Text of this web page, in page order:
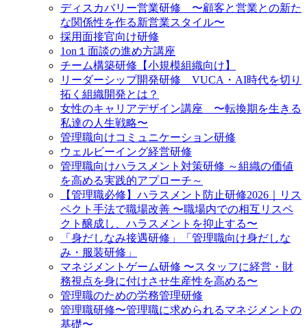
ディスカバリー営業研修 〜顧客と営業との新た
な関係性を作る新営業スタイル〜
採用面接官向け研修
1on１面談の進め方講座
チーム構築研修【小規模組織向け】
リーダーシップ開発研修 VUCA・AI時代を切り
拓く組織開発とは？
女性のキャリアデザイン講座 〜転換期を生きる
私達の人生戦略〜
管理職向けコミュニケーション研修
ウェルビーイング経営研修
管理職向けハラスメント対策研修 ～組織の価値
を高める実践的アプローチ～
【管理職必修】ハラスメント防止研修2026｜リス
ペクト手法で職場改善 〜職場内での相互リスペ
クト醸成し、ハラスメントを抑止する〜
「身だしなみ接遇研修」「管理職向け身だしな
み・服装研修」
マネジメントゲーム研修 〜スタッフに経営・財
務視点を身に付けさせ生産性を高める〜
管理職のための労務管理研修
管理職研修〜管理職に求められるマネジメントの
基礎〜